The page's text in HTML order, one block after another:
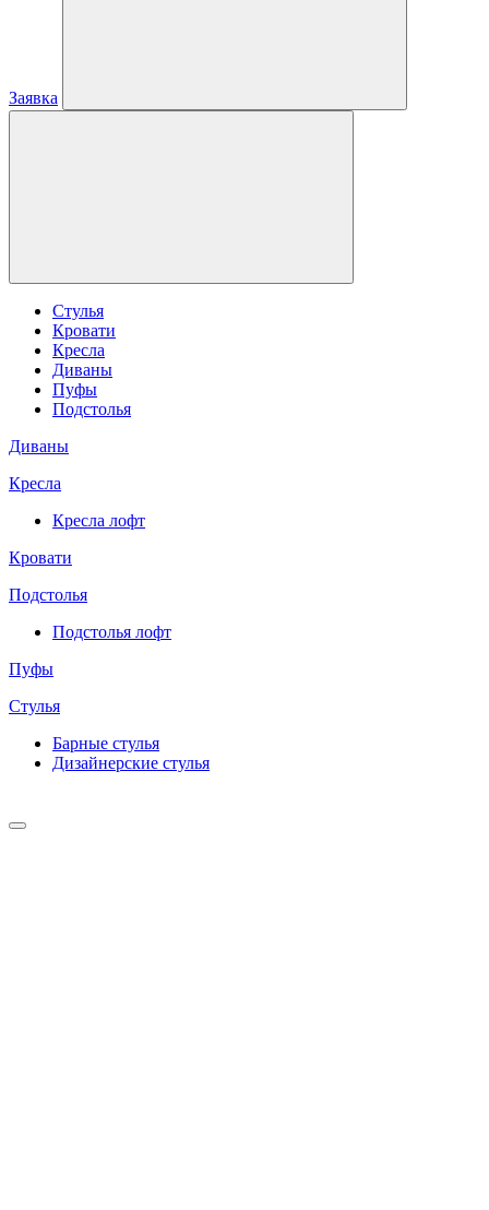
Заявка
Стулья
Кровати
Кресла
Диваны
Пуфы
Подстолья
Диваны
Кресла
Кресла лофт
Кровати
Подстолья
Подстолья лофт
Пуфы
Стулья
Барные cтулья
Дизайнерские cтулья